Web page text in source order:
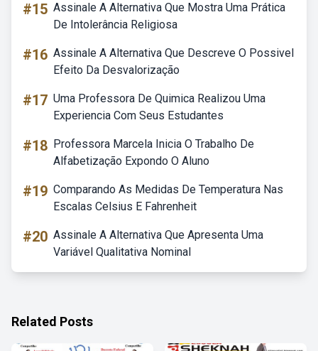
#15 Assinale A Alternativa Que Mostra Uma Prática
De Intolerância Religiosa
#16 Assinale A Alternativa Que Descreve O Possivel
Efeito Da Desvalorização
#17 Uma Professora De Quimica Realizou Uma
Experiencia Com Seus Estudantes
#18 Professora Marcela Inicia O Trabalho De
Alfabetização Expondo O Aluno
#19 Comparando As Medidas De Temperatura Nas
Escalas Celsius E Fahrenheit
#20 Assinale A Alternativa Que Apresenta Uma
Variável Qualitativa Nominal
Related Posts